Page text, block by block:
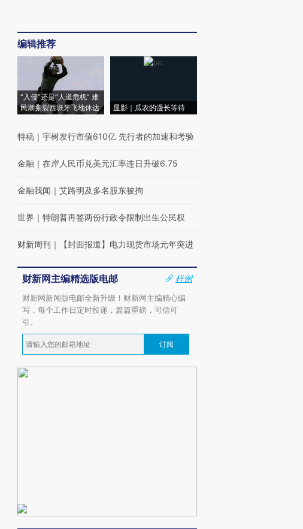
编辑推荐
“入侵”还是“人道危机” 难
民潮撕裂西班牙飞地休达
显影｜瓜农的漫长等待
特稿 ｜ 宇树发行市值610亿 先行者的加速和考验
金融 ｜ 在岸人民币兑美元汇率连日升破6.75
金融我闻 ｜ 艾路明及多名股东被拘
世界 ｜ 特朗普再签两份行政令限制出生公民权
财新周刊 ｜ 【封面报道】电力现货市场元年突进
财新网主编精选版电邮
样例
财新网新闻版电邮全新升级！财新网主编精心编
写，每个工作日定时投递，篇篇重磅，可信可
引。
订阅